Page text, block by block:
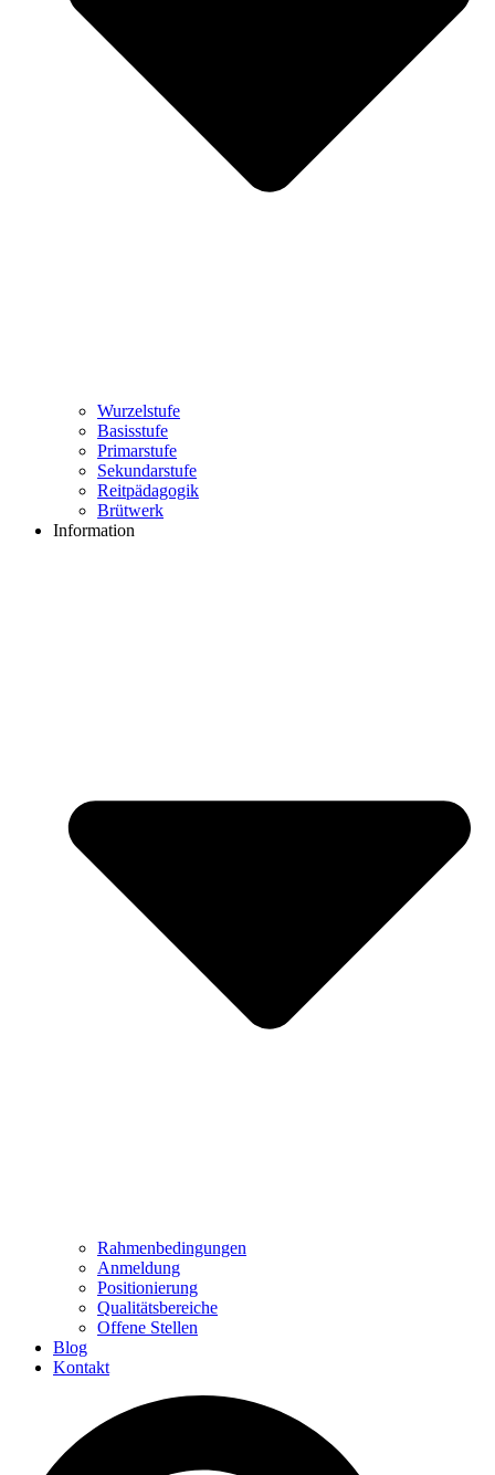
Wurzelstufe
Basisstufe
Primarstufe
Sekundarstufe
Reitpädagogik
Brütwerk
Information
Rahmenbedingungen
Anmeldung
Positionierung
Qualitätsbereiche
Offene Stellen
Blog
Kontakt